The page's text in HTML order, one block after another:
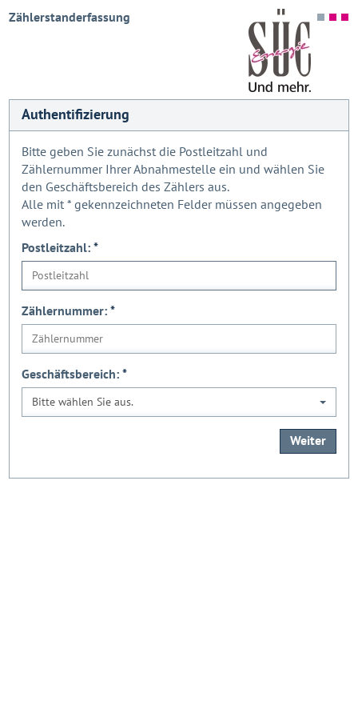
Zählerstanderfassung
Authentifizierung
Bitte geben Sie zunächst die Postleitzahl und
Zählernummer Ihrer Abnahmestelle ein und wählen Sie
den Geschäftsbereich des Zählers aus.
Alle mit* gekennzeichneten Felder müssen angegeben
werden.
Postleitzahl:*
Zählernummer:*
Geschäftsbereich:*
Bitte wählen Sie aus.